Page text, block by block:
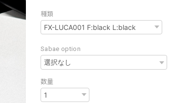
種類
Sabae option
数量